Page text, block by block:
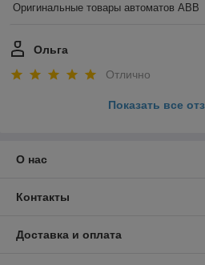
Оригинальные товары автоматов ABB
Ольга
Отлично
Показать все
О нас
Контакты
Доставка и оплата